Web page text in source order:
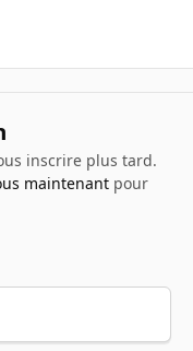
inscrire plus tard.
maintenantpour